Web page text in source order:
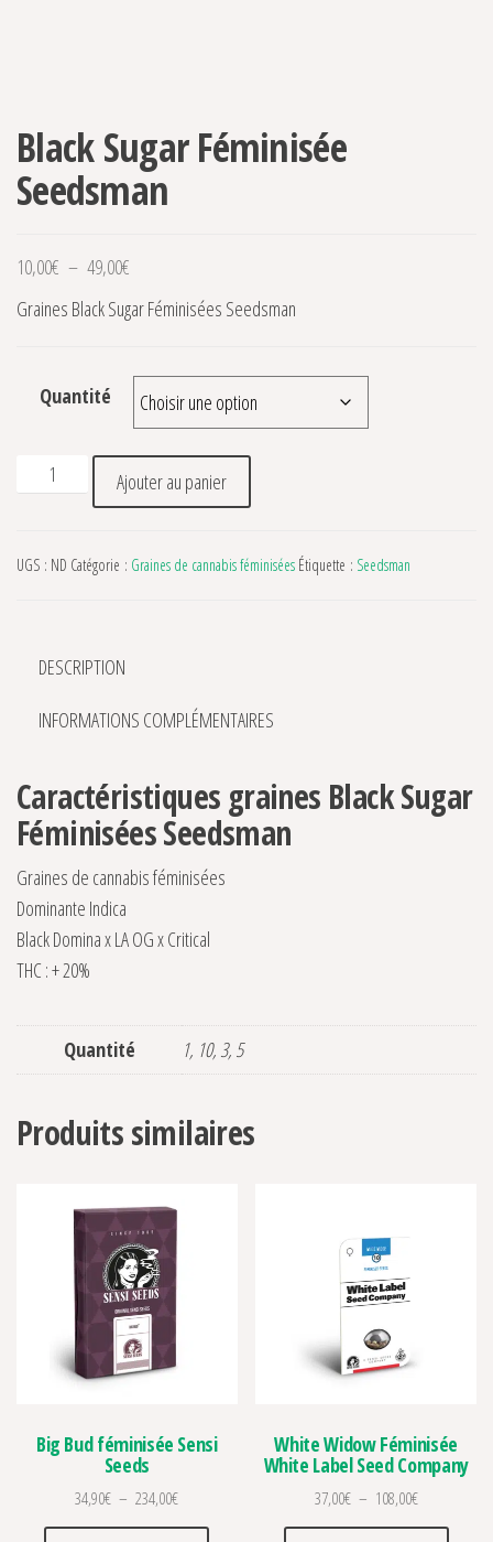
Black Sugar Féminisée
Seedsman
10,00€ – 49,00€
Graines Black Sugar Féminisées Seedsman
Quantité
quantité de Black Sugar Féminisée Seedsman
Ajouter au panier
UGS : ND Catégorie : Graines de cannabis féminisées Étiquette : Seedsman
DESCRIPTION
INFORMATIONS COMPLÉMENTAIRES
Caractéristiques graines Black Sugar
Féminisées Seedsman
Graines de cannabis féminisées
Dominante Indica
Black Domina x LA OG x Critical
THC : + 20%
Quantité 1, 10, 3, 5
Produits similaires
Big Bud féminisée Sensi
Seeds
34,90€ – 234,00€Plage de prix : 34,90€ à 234,00€
Ce produit a plusieurs variations. Les
White Widow Féminisée
White Label Seed Company
37,00€ – 108,00€Plage de
Ce